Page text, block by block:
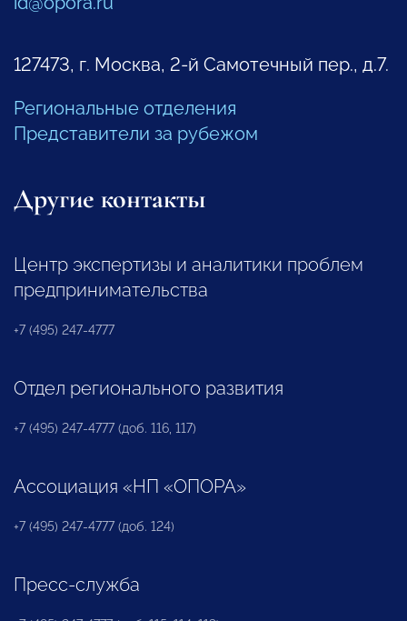
127473, г. Москва, 2-й Самотечный пер., д.7.
Региональные отделения
Представители за рубежом
Другие контакты
Центр экспертизы и аналитики проблем
предпринимательства
+7 (495) 247-4777
Отдел регионального развития
+7 (495) 247-4777 (доб. 116, 117)
Ассоциация «НП «ОПОРА»
+7 (495) 247-4777 (доб. 124)
Пресс-служба